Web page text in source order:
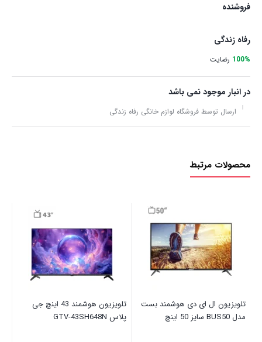
فروشنده
رفاه زندگی
100% رضایت
در انبار موجود نمی باشد
ارسال توسط فروشگاه لوازم خانگی رفاه زندگی
محصولات مرتبط
تلویزیون ال ای دی هوشمند بست
مدل BUS50 سایز 50 اینچ
تلویزیون هوشمند 43 اینچ جی
پلاس GTV-43SH648N